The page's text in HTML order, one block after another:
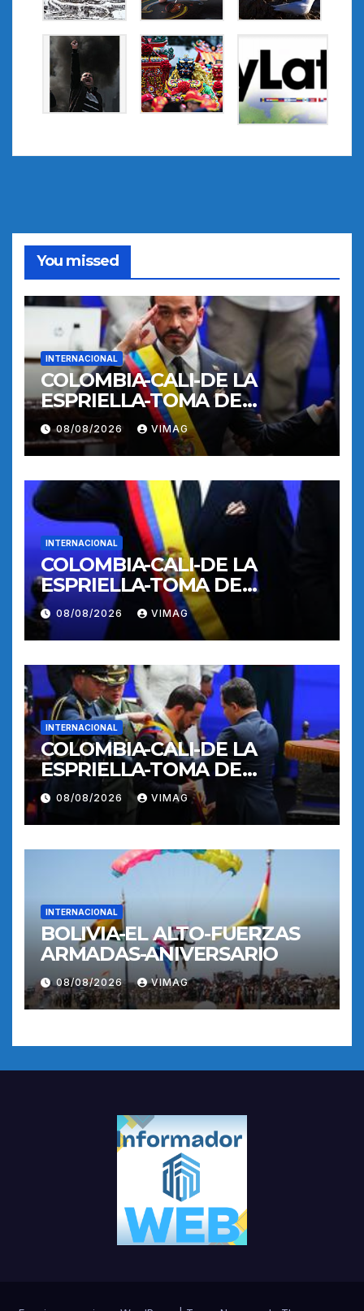
You missed
INTERNACIONAL
COLOMBIA-CALI-DE LA
ESPRIELLA-TOMA DE
POSESION
08/08/2026 VIMAG
INTERNACIONAL
COLOMBIA-CALI-DE LA
ESPRIELLA-TOMA DE
POSESION
08/08/2026 VIMAG
INTERNACIONAL
COLOMBIA-CALI-DE LA
ESPRIELLA-TOMA DE
POSESION
08/08/2026 VIMAG
INTERNACIONAL
BOLIVIA-EL ALTO-FUERZAS
ARMADAS-ANIVERSARIO
08/08/2026 VIMAG